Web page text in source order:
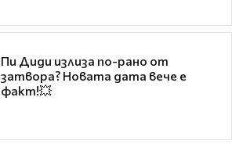
Пи Диди излиза по-рано от
затвора? Новата дата вече е
факт!💥